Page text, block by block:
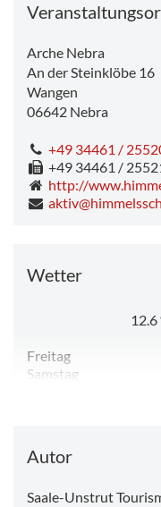
Arche Nebra
An der Steinklöbe 16
Wangen
06642 Nebra
+49 34461 /
+49 34461 /
http://
Wetter
12.6
Freitag
Samstag
Autor
Saale-Unstrut